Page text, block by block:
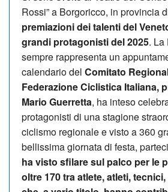
Rossi” a Borgoricco, in provincia
premiazioni dei talenti del
grandi protagonisti del 2025. La
sempre rappresenta un
calendario del Comitato
Federazione Ciclistica Italiana,
Mario Guerretta, ha inteso
protagonisti di una stagione
ciclismo regionale e visto a 360
bellissima giornata di festa,
ha visto sfilare sul palco per le
oltre 170 tra atlete, atleti,